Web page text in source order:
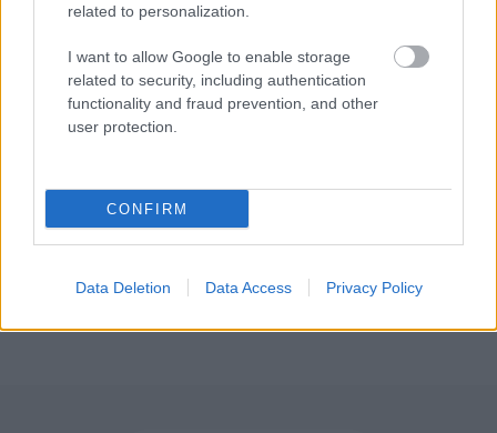
related to personalization.
I want to allow Google to enable storage
related to security, including authentication
functionality and fraud prevention, and other
user protection.
CONFIRM
Data Deletion Data Access Privacy Policy
το πλήρες ποσό
Tags
ΔΕΔΔΗΕ Θέσεις εργασίας Προσλήψεις